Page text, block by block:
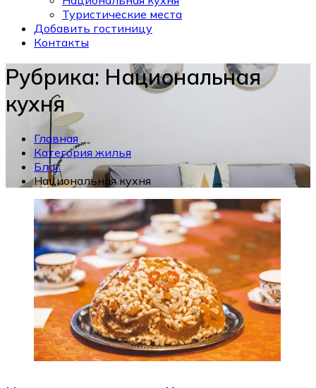
Туристические места
Добавить гостиницу
Контакты
Рубрика: Национальная
кухня
Главная
Категория жилья
Блог
Национальная кухня